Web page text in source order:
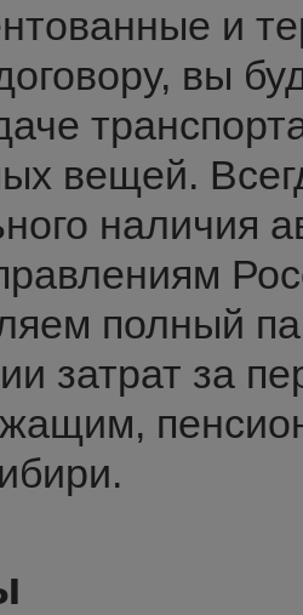
и
вы
вещей.
наличия
полный
затрат за